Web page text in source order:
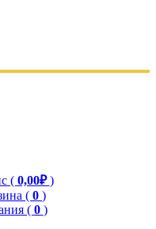
( 0,00₽)
( 0 )
( 0 )